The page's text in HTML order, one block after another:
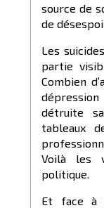
source de
de
Les
partie
Combien
détruite
tableaux
Voilà les
politique.
Et face à